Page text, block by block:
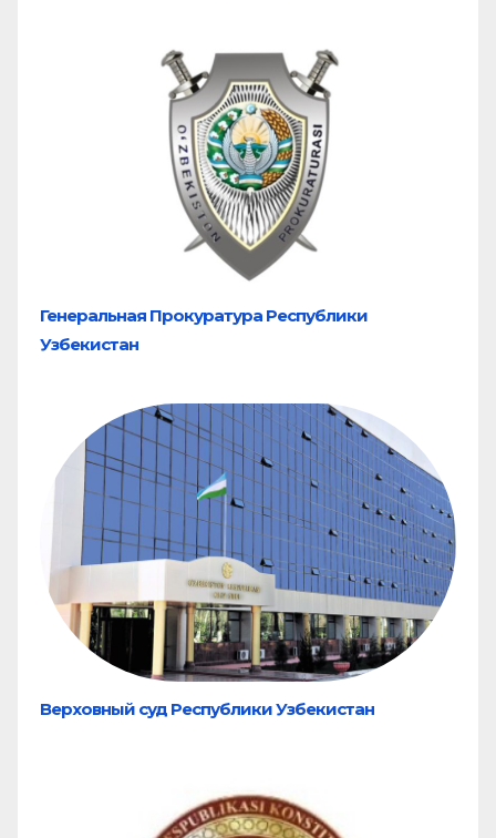
Генеральная Прокуратура Республики
Узбекистан
Верховный суд Республики Узбекистан